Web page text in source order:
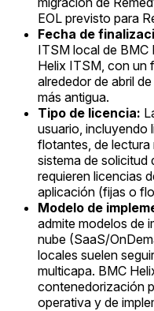
EOL previsto para
Fecha de
ITSM local de BMC
Helix ITSM, con un
alrededor de abril
más antigua.
Tipo de licencia:
usuario, incluyendo
flotantes, de lectura
sistema de solicitud
requieren licencias
aplicación (fijas o
Modelo de
admite modelos de
nube (SaaS/
locales suelen
multicapa. BMC
contenedorización
operativa y de